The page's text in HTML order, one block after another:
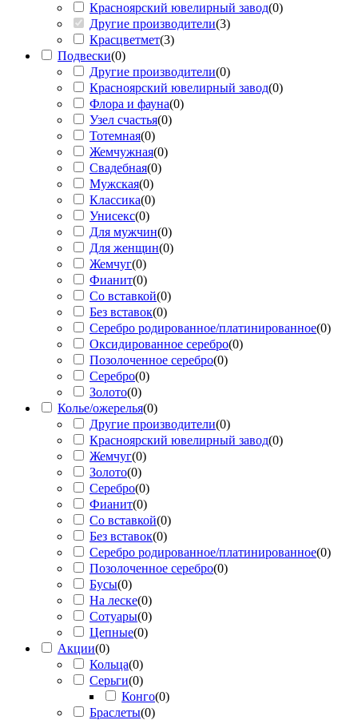
Красноярский ювелирный завод(0)
Другие производители(3)
Красцветмет(3)
Подвески(0)
Другие производители(0)
Красноярский ювелирный завод(0)
Флора и фауна(0)
Узел счастья(0)
Тотемная(0)
Жемчужная(0)
Свадебная(0)
Мужская(0)
Классика(0)
Унисекс(0)
Для мужчин(0)
Для женщин(0)
Жемчуг(0)
Фианит(0)
Со вставкой(0)
Без вставок(0)
Серебро родированное/платинированное(0)
Оксидированное серебро(0)
Позолоченное серебро(0)
Серебро(0)
Золото(0)
Колье/ожерелья(0)
Другие производители(0)
Красноярский ювелирный завод(0)
Жемчуг(0)
Золото(0)
Серебро(0)
Фианит(0)
Со вставкой(0)
Без вставок(0)
Серебро родированное/платинированное(0)
Позолоченное серебро(0)
Бусы(0)
На леске(0)
Сотуары(0)
Цепные(0)
Акции(0)
Кольца(0)
Серьги(0)
Конго(0)
Браслеты(0)